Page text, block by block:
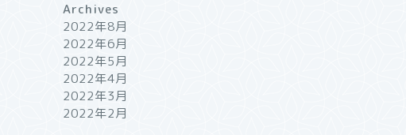
Archives
2022年8月
2022年6月
2022年5月
2022年4月
2022年3月
2022年2月